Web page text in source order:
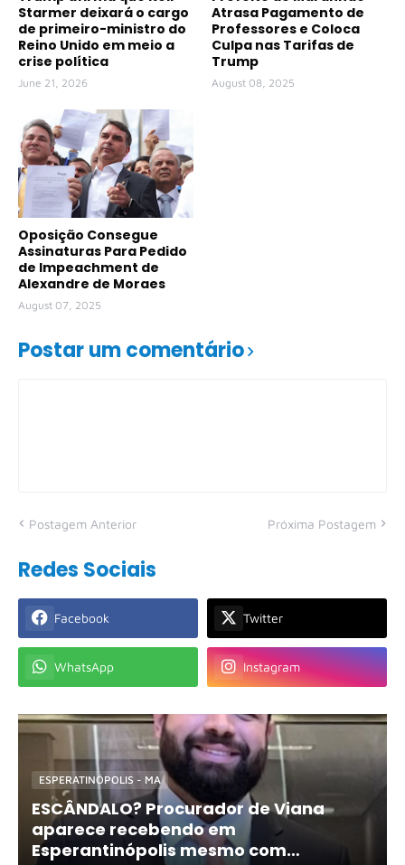
Starmer deixará o cargo
de primeiro-ministro do
Reino Unido em meio a
crise política
June 21, 2026
Atrasa Pagamento de
Professores e Coloca
Culpa nas Tarifas de
Trump
August 08, 2025
Oposição Consegue
Assinaturas Para Pedido
de Impeachment de
Alexandre de Moraes
August 07, 2025
Postar um comentário
Postagem Anterior Próxima Postagem
Redes Sociais
Facebook Twitter
WhatsApp Instagram
ESPERATINÓPOLIS - MA
ESCÂNDALO? Procurador de Viana
aparece recebendo em
Esperantinópolis mesmo com